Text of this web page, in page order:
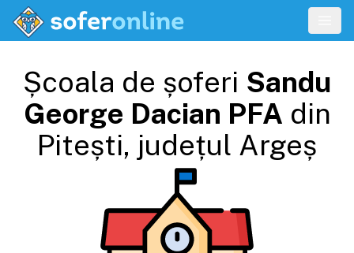
Școala de șoferi Sandu
George Dacian PFA din
Pitești, județul Argeș